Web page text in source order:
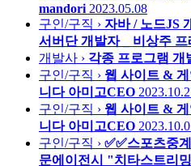
mandori 2023.05.08
구인/구직 › 자바 / 노드JS
서버단 개발자 _ 비상주 프
개발사 › 각종 프로그램 개
구인/구직 › 웹 사이트 &
니다 아미고CEO
구인/구직 › 웹 사이트 &
니다 아미고CEO
구인/구직 › ✅✅스포츠중
문에이전시 "치타스트리